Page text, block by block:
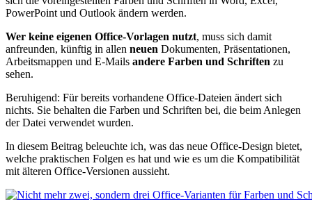
PowerPoint und Outlook ändern werden.
Wer keine eigenen Office-Vorlagen nutzt, muss sich damit
anfreunden, künftig in allen neuen Dokumenten, Präsentationen,
Arbeitsmappen und E-Mails andere Farben und Schriften zu
sehen.
Beruhigend: Für bereits vorhandene Office-Dateien ändert sich
nichts. Sie behalten die Farben und Schriften bei, die beim Anlegen
der Datei verwendet wurden.
In diesem Beitrag beleuchte ich, was das neue Office-Design bietet,
welche praktischen Folgen es hat und wie es um die Kompatibilität
mit älteren Office-Versionen aussieht.